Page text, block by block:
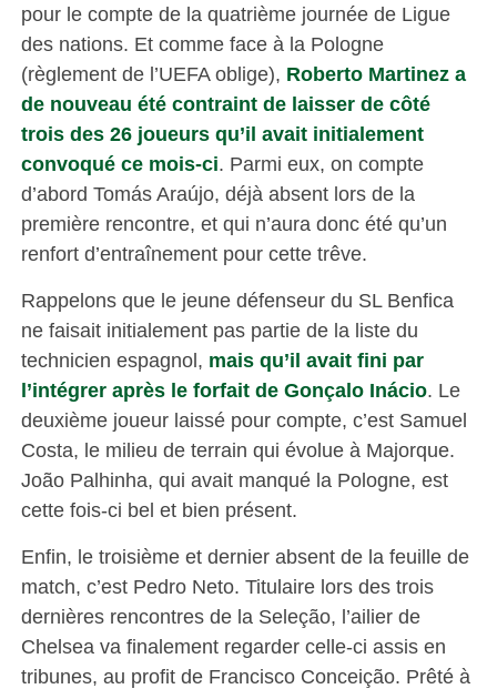
pour le compte de la quatrième journée de Ligue
des nations. Et comme face à la Pologne
(règlement de l’UEFA oblige), Roberto Martinez a
de nouveau été contraint de laisser de côté
trois des 26 joueurs qu’il avait initialement
convoqué ce mois-ci. Parmi eux, on compte
d’abord Tomás Araújo, déjà absent lors de la
première rencontre, et qui n’aura donc été qu’un
renfort d’entraînement pour cette trêve.
Rappelons que le jeune défenseur du SL Benfica
ne faisait initialement pas partie de la liste du
technicien espagnol, mais qu’il avait fini par
l’intégrer après le forfait de Gonçalo Inácio. Le
deuxième joueur laissé pour compte, c’est Samuel
Costa, le milieu de terrain qui évolue à Majorque.
João Palhinha, qui avait manqué la Pologne, est
cette fois-ci bel et bien présent.
Enfin, le troisième et dernier absent de la feuille de
match, c’est Pedro Neto. Titulaire lors des trois
dernières rencontres de la Seleção, l’ailier de
Chelsea va finalement regarder celle-ci assis en
tribunes, au profit de Francisco Conceição. Prêté à